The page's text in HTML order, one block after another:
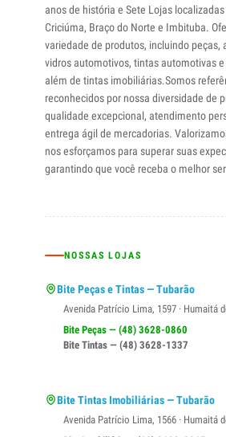
anos de história e Sete Lojas
Criciúma, Braço do Norte e Imbituba.
variedade de produtos, incluindo peças,
vidros automotivos, tintas automotivas
além de tintas imobiliárias.Somos
reconhecidos por nossa diversidade de
qualidade excepcional, atendimento
entrega ágil de mercadorias.
nos esforçamos para superar suas
garantindo que você receba o melhor
NOSSAS LOJAS
Bite Peças e Tintas — Tubarão
Avenida Patrício Lima, 1597 · Humaitá
Bite Peças — (48) 3628-0860
Bite Tintas — (48) 3628-1337
Bite Tintas Imobiliárias — Tubarão
Avenida Patrício Lima, 1566 · Humaitá